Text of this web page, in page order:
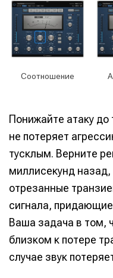
Соотношение
Понижайте атаку до
не потеряет
тусклым. Верните
миллисекунд
отрезанные
сигнала,
Ваша задача в том,
близком к потере
случае звук